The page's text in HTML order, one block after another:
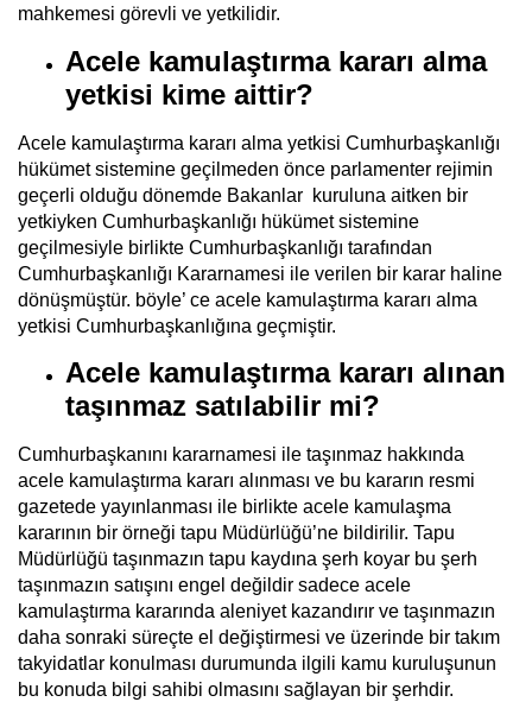
mahkemesi görevli ve yetkilidir.
Acele kamulaştırma kararı alma
yetkisi kime aittir?
Acele kamulaştırma kararı alma yetkisi Cumhurbaşkanlığı
hükümet sistemine geçilmeden önce parlamenter rejimin
geçerli olduğu dönemde Bakanlar kuruluna aitken bir
yetkiyken Cumhurbaşkanlığı hükümet sistemine
geçilmesiyle birlikte Cumhurbaşkanlığı tarafından
Cumhurbaşkanlığı Kararnamesi ile verilen bir karar haline
dönüşmüştür. böyle’ ce acele kamulaştırma kararı alma
yetkisi Cumhurbaşkanlığına geçmiştir.
Acele kamulaştırma kararı alınan
taşınmaz satılabilir mi?
Cumhurbaşkanını kararnamesi ile taşınmaz hakkında
acele kamulaştırma kararı alınması ve bu kararın resmi
gazetede yayınlanması ile birlikte acele kamulaşma
kararının bir örneği tapu Müdürlüğü’ne bildirilir. Tapu
Müdürlüğü taşınmazın tapu kaydına şerh koyar bu şerh
taşınmazın satışını engel değildir sadece acele
kamulaştırma kararında aleniyet kazandırır ve taşınmazın
daha sonraki süreçte el değiştirmesi ve üzerinde bir takım
takyidatlar konulması durumunda ilgili kamu kuruluşunun
bu konuda bilgi sahibi olmasını sağlayan bir şerhdir.